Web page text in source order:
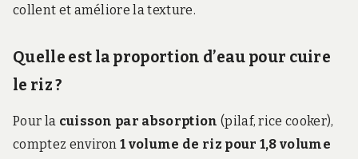
collent et améliore la texture.
Quelle est la proportion d’eau pour cuire
le riz ?
Pour la cuisson par absorption (pilaf, rice cooker),
comptez environ1 volume de riz pour 1,8 volume